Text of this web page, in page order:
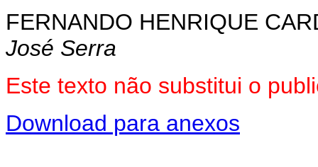
FERNANDO HENRIQUE
José Serra
Este texto não substitui o
Download para anexos